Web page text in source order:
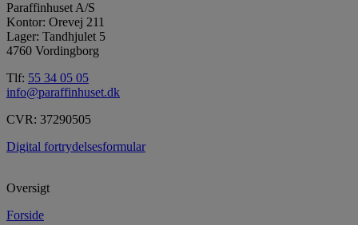
Paraffinhuset A/S
Kontor: Orevej 211
Lager: Tandhjulet 5
4760 Vordingborg
Tlf: 55 34 05 05
info@paraffinhuset.dk
CVR: 37290505
Digital fortrydelsesformular
Oversigt
Forside